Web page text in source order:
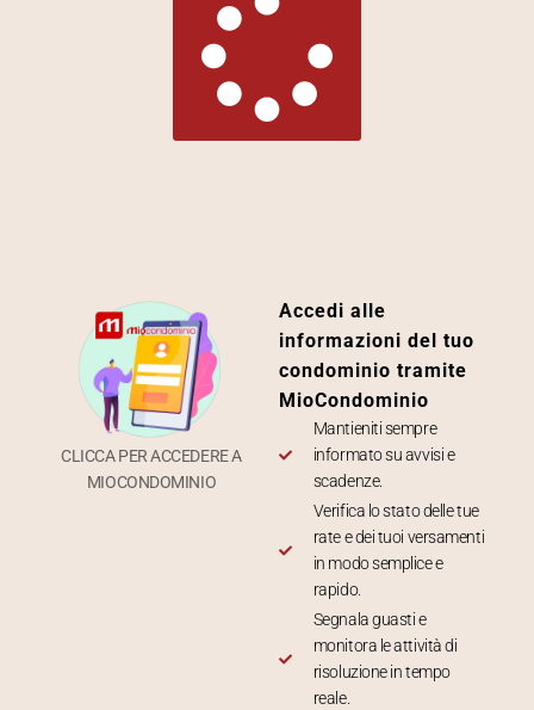
CLICCA PER ACCEDERE A
MIOCONDOMINIO
Accedi alle
informazioni del tuo
condominio tramite
MioCondominio
Mantieniti sempre
informato su avvisi e
scadenze.
Verifica lo stato delle tue
rate e dei tuoi versamenti
in modo semplice e
rapido.
Segnala guasti e
monitora le attività di
risoluzione in tempo
reale.